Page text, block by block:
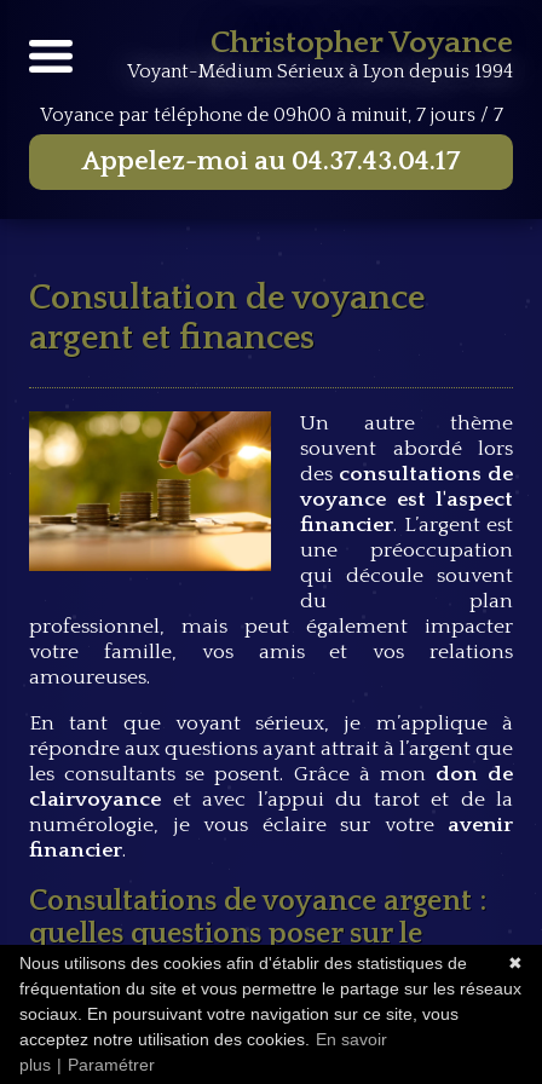
Christopher Voyance
Voyant-Médium Sérieux à Lyon depuis 1994
Voyance par téléphone de 09h00 à minuit, 7 jours / 7
Appelez-moi au04.37.43.04.17
voyance argent et finances
Consultation de voyance
argent et finances
Un autre thème
souvent abordé lors
des consultations de
voyance est l'aspect
financier. L’argent est
une préoccupation
qui découle souvent
du plan
professionnel, mais peut également impacter
votre famille, vos amis et vos relations
amoureuses.
En tant que voyant sérieux, je m’applique à
répondre aux questions ayant attrait à l’argent que
les consultants se posent. Grâce à mon don de
clairvoyance et avec l’appui du tarot et de la
numérologie, je vous éclaire sur votre avenir
financier.
Consultations de voyance argent :
quelles questions poser sur le
domaine financier ?
Lesujet de l’avenir financierfait souvent l’objet
d’interrogations de la part des consultants. Il n’est
pas rare qu’un consultant veuille savoir s’il va
✖
Nous utilisons des cookies afin d'établir des statistiques de
fréquentation du site et vous permettre le partage sur les réseaux
sociaux. En poursuivant votre navigation sur ce site, vous
acceptez notre utilisation des cookies.
En savoir
plus | Paramétrer